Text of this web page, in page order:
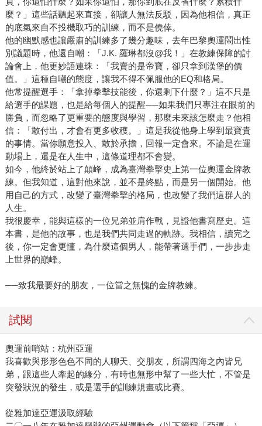
麼？」這些話聽起來直接，卻讓人無法反駁，因為他相信，真正
的底氣來自不投機取巧的訓練，而不是僥倖。
他的幽默感也讓嚴肅的訓練多了幾分趣味，去年巴黎奧運鬧出性
別議題時，他還自嘲：「J.K. 羅琳都沒@我！」在教練保障的討
論會上，他更妙語連珠：「我賣的是帝寶，卻只拿到漢堡的價
值。」這種自嘲的態度，讓我不得不佩服他的EQ和格局。
他常提醒選手：「拿掉拳擊技能後，你還剩下什麼？」這不只是
給選手的課題，也是給每個人的提醒──如果我們只專注在眼前的
勝負，而忽略了更重要的態度與學習，那麼未來該怎麼走？他相
信：「敢付出，才會有更多收穫。」這是我從他身上學到最寶貴
的事情。當你願意投入、敢於承擔，回報一定會來。不論是在運
動場上，還是在人生中，這條道理都不會變。
如今，他終於站上了顛峰，成為臺灣拳擊史上第一位奧運金牌教
練。但我知道，這對他來說，並不是終點，而是另一個開始。他
用自己的方式，改變了臺灣拳擊的格局，也改變了我們這群人的
人生。
我很慶幸，能與這樣的一位兄弟並肩作戰，見證他書寫歷史。這
本書，是他的故事，也是我們共同走過的軌跡。我相信，讀完之
後，你一定會更懂，為什麼這個男人，能帶著選手們，一步步走
上世界的巔峰。
──致我最要好的朋友，一位當之無愧的金牌教練。
試閱
奧運前哨站：杭州亞運
我喜歡與形形色色不同的人聊天、交朋友，所謂四海之內皆兄
弟，跟這些人牽起的緣分，有時也無形中幫了一些大忙，不管是
突發狀況的發生，或是選手的訓練規畫或比賽。
從雅加達亞運汲取經驗